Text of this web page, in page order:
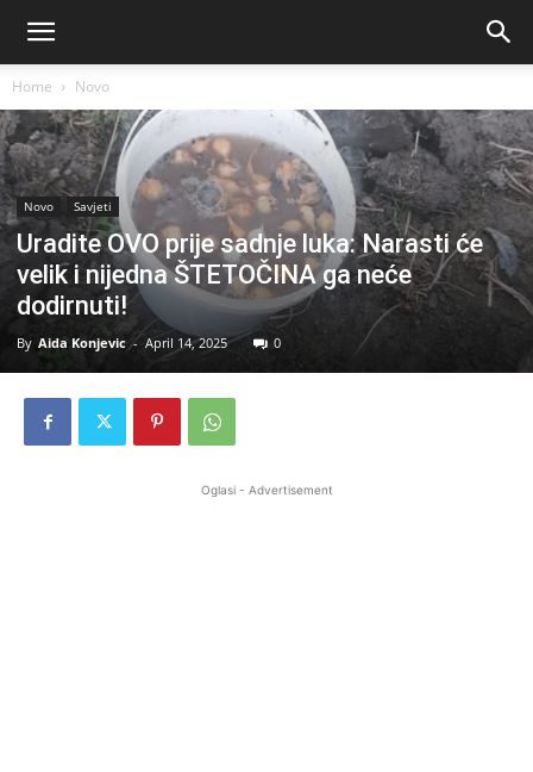
Home Novo
Novo Savjeti
Uradite OVO prije sadnje luka: Narasti će
velik i nijedna ŠTETOČINA ga neće
dodirnuti!
By Aida Konjevic - April 14, 2025 0
Oglasi - Advertisement